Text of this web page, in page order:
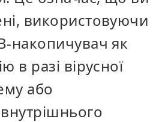
використовуючи
накопичувач як
в разі вірусної
або